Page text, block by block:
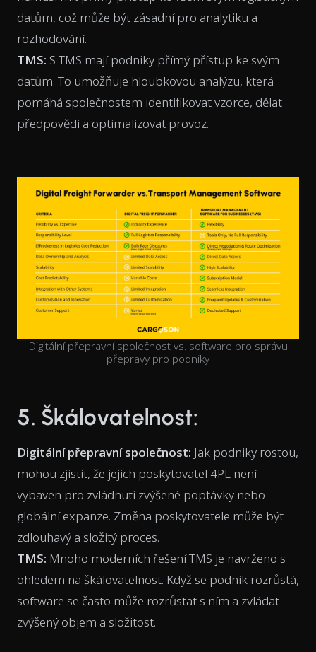
datům, což může být zásadní pro analytiku a
rozhodování.
TMS: S TMS mají podniky přímý přístup ke svým
datům. To umožňuje hloubkovou analýzu, která
pomáhá společnostem identifikovat vzorce, dělat
předpovědi a optimalizovat provoz.
Digitální přepravní společnost vs. software pro správu
přepravy pro podniky
5. Škálovatelnost:
Digitální přepravní společnost: Jak podniky rostou,
mohou zjistit, že jejich poskytovatel 4PL není
vybaven pro zvládnutí zvýšené poptávky nebo
globální expanze. Změna poskytovatele může být
zdlouhavý a složitý proces.
TMS: Mnoho moderních řešení TMS je navrženo s
ohledem na škálovatelnost. Když se podnik rozrůstá,
software se často může rozrůstat s ním a zvládat
zvýšený objem a složitost.